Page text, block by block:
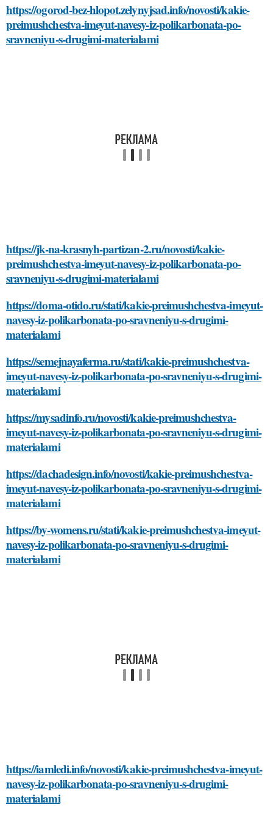
https://ogorod-bez-hlopot.zelynyjsad.info/novosti/kakie-
preimushchestva-imeyut-navesy-iz-polikarbonata-po-
sravneniyu-s-drugimi-materialami
https://jk-na-krasnyh-partizan-2.ru/novosti/kakie-
preimushchestva-imeyut-navesy-iz-polikarbonata-po-
sravneniyu-s-drugimi-materialami
https://doma-otido.ru/stati/kakie-preimushchestva-imeyut-
navesy-iz-polikarbonata-po-sravneniyu-s-drugimi-
materialami
https://semejnayaferma.ru/stati/kakie-preimushchestva-
imeyut-navesy-iz-polikarbonata-po-sravneniyu-s-drugimi-
materialami
https://mysadinfo.ru/novosti/kakie-preimushchestva-
imeyut-navesy-iz-polikarbonata-po-sravneniyu-s-drugimi-
materialami
https://dachadesign.info/novosti/kakie-preimushchestva-
imeyut-navesy-iz-polikarbonata-po-sravneniyu-s-drugimi-
materialami
https://by-womens.ru/stati/kakie-preimushchestva-imeyut-
navesy-iz-polikarbonata-po-sravneniyu-s-drugimi-
materialami
https://iamledi.info/novosti/kakie-preimushchestva-imeyut-
navesy-iz-polikarbonata-po-sravneniyu-s-drugimi-
materialami